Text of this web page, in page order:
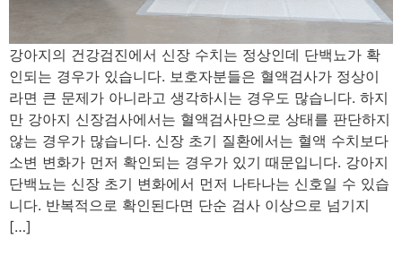
강아지의 건강검진에서 신장 수치는 정상인데 단백뇨가 확
인되는 경우가 있습니다. 보호자분들은 혈액검사가 정상이
라면 큰 문제가 아니라고 생각하시는 경우도 많습니다. 하지
만 강아지 신장검사에서는 혈액검사만으로 상태를 판단하지
않는 경우가 많습니다. 신장 초기 질환에서는 혈액 수치보다
소변 변화가 먼저 확인되는 경우가 있기 때문입니다. 강아지
단백뇨는 신장 초기 변화에서 먼저 나타나는 신호일 수 있습
니다. 반복적으로 확인된다면 단순 검사 이상으로 넘기지
[…]